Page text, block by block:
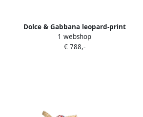
Dolce & Gabbana leopard-print
cutout-logo sandals Beige
1 webshop
€ 788,-